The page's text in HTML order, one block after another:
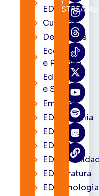
EDcast
Cultura
Destaques
Economia
e Política
Educação
e Saúde
Emprego
EDacademia
EDbrasília
EDcast
EDliteratura
EDtecnologia
/
STREAMS